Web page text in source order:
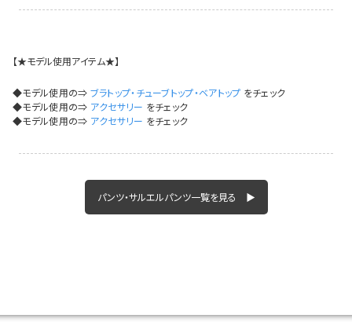
【★モデル使用アイテム★】
◆モデル使用の⇒ ブラトップ・チューブトップ・ベアトップ をチェック
◆モデル使用の⇒ アクセサリー をチェック
◆モデル使用の⇒ アクセサリー をチェック
パンツ・サルエルパンツ一覧を見る ▶